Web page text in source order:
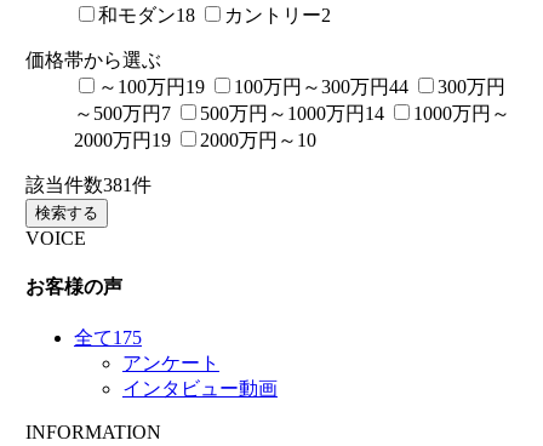
和モダン18 カントリー2
価格帯から選ぶ
～100万円 19 100万円～300万円44
300万円
～500万円 7 500万円～1000万円 14
1000万円～
2000万円 19 2000万円～ 10
該当件数381件
検索する
VOICE
お客様の声
全て175
アンケート
インタビュー動画
INFORMATION